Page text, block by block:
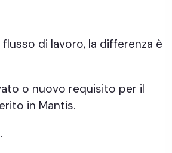
di lavoro, la differenza è
o nuovo requisito per il
in Mantis.